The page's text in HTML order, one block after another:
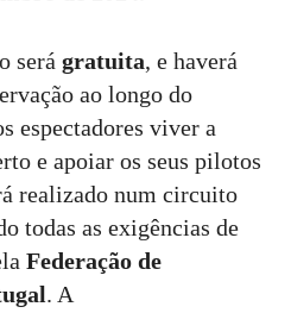
será gratuita, e haverá
ao longo do
espectadores viver a
e apoiar os seus pilotos
realizado num circuito
todas as exigências de
Federação de
. A